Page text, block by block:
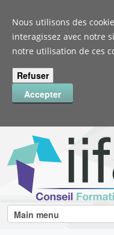
Nous utilisons des
interagissez avec notre
notre utilisation de ces